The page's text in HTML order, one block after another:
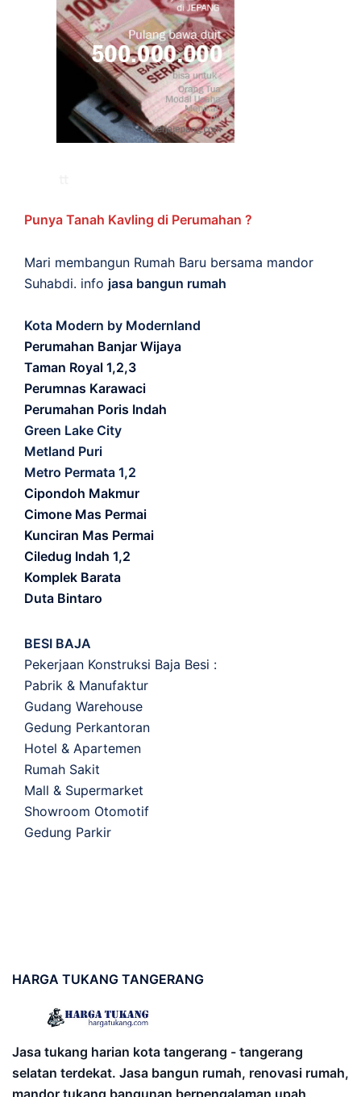
Punya Tanah Kavling di Perumahan ?
Mari membangun Rumah Baru bersama mandor
Suhabdi. info jasa bangun rumah
Kota Modern by Modernland
Perumahan Banjar Wijaya
Taman Royal 1,2,3
Perumnas Karawaci
Perumahan Poris Indah
Green Lake City
Metland Puri
Metro Permata 1,2
Cipondoh Makmur
Cimone Mas Permai
Kunciran Mas Permai
Ciledug Indah 1,2
Komplek Barata
Duta Bintaro
BESI BAJA
Pekerjaan Konstruksi Baja Besi :
Pabrik & Manufaktur
Gudang Warehouse
Gedung Perkantoran
Hotel & Apartemen
Rumah Sakit
Mall & Supermarket
Showroom Otomotif
Gedung Parkir
HARGA TUKANG TANGERANG
Jasa tukang harian kota tangerang - tangerang
selatan terdekat. Jasa bangun rumah, renovasi rumah,
mandor tukang bangunan berpengalaman upah